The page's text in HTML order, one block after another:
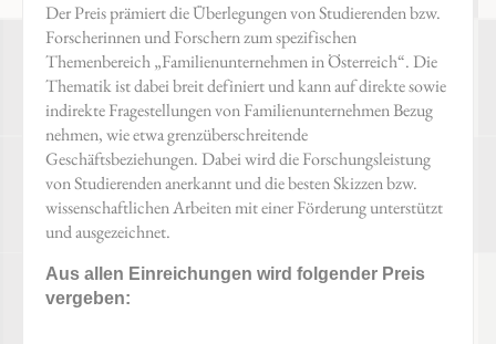
Der Preis prämiert die Überlegungen von Studierenden bzw.
Forscherinnen und Forschern zum spezifischen
Themenbereich „Familienunternehmen in Österreich“. Die
Thematik ist dabei breit definiert und kann auf direkte sowie
indirekte Fragestellungen von Familienunternehmen Bezug
nehmen, wie etwa grenzüberschreitende
Geschäftsbeziehungen. Dabei wird die Forschungsleistung
von Studierenden anerkannt und die besten Skizzen bzw.
wissenschaftlichen Arbeiten mit einer Förderung unterstützt
und ausgezeichnet.
Aus allen Einreichungen wird folgender Preis
vergeben: